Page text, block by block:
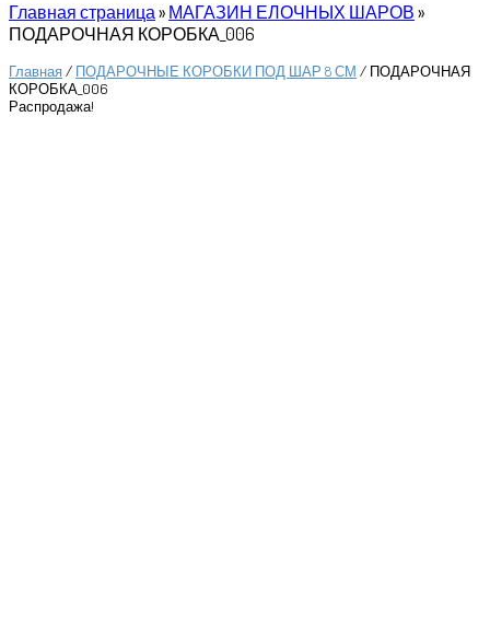
Главная страница» МАГАЗИН ЕЛОЧНЫХ ШАРОВ »
ПОДАРОЧНАЯ КОРОБКА_006
Главная/ ПОДАРОЧНЫЕ КОРОБКИ ПОД ШАР 8 СМ / ПОДАРОЧНАЯ
КОРОБКА_006
Распродажа!